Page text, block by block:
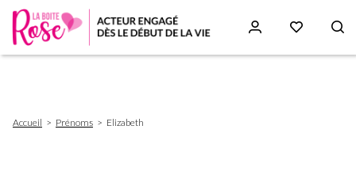
d'Ariane
Accueil Prénoms Elizabeth